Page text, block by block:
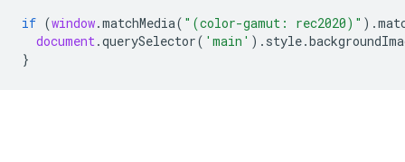
if (window.matchMedia( "(color-gamut: rec2020)" ).
document.querySelector( 'main' ). style.
}